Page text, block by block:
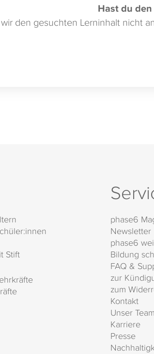
Hast du
den gesuchten Lerninhalt nicht
Stift
phase6
Newsletter
phase6
Bildung
FAQ &
zur
zum
Kontakt
Unser Team
Karriere
Presse